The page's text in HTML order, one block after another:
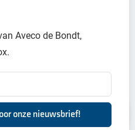
Aveco de Bondt,